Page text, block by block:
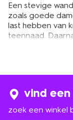
Een stevige
zoals goede
last hebben van
teennaad.
bieden.
namelijk een
goed vocht
koopt de dames
met de kwaliteit
vind een
zoek een winkel